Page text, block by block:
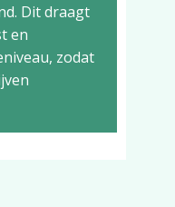
Dit draagt
en
zodat